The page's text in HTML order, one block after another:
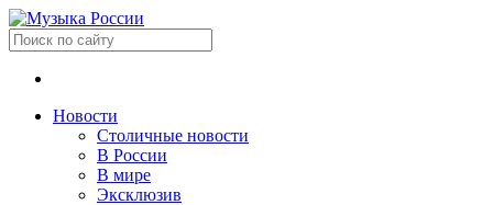
Новости
Столичные новости
В России
В мире
Эксклюзив